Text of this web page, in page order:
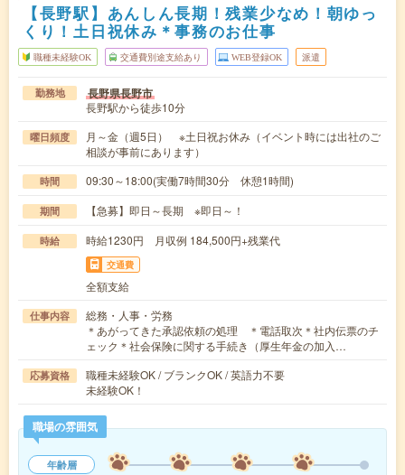
【長野駅】あんしん長期！残業少なめ！朝ゆっ
くり！土日祝休み＊事務のお仕事
職種未経験OK 交通費別途支給あり WEB登録OK 派遣
勤務地 長野県長野市
長野駅から徒歩10分
曜日頻度
月～金（週5日） ※土日祝お休み（イベント時には出社のご
相談が事前にあります）
時間 09:30～18:00(実働7時間30分 休憩1時間)
期間 【急募】即日～長期 ※即日～！
時給 時給1230円 月収例 184,500円+残業代
交通費
全額支給
仕事内容
総務・人事・労務
＊あがってきた承認依頼の処理 ＊電話取次＊社内伝票のチ
ェック＊社会保険に関する手続き（厚生年金の加入…
応募資格
職種未経験OK / ブランクOK / 英語力不要
未経験OK！
職場の雰囲気
年齢層